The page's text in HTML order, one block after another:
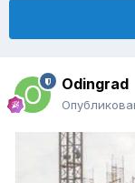
Odingrad